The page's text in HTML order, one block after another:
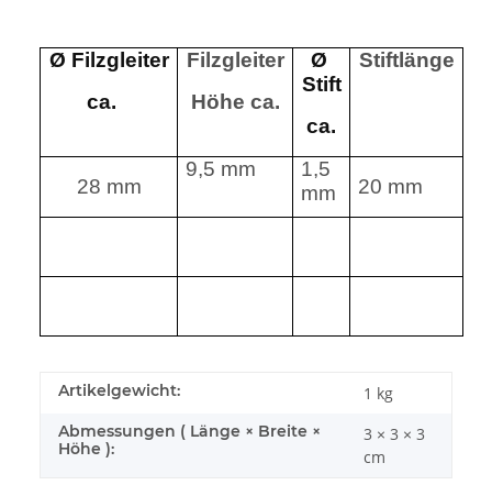
Ø Filzgleiter
ca.
Filzgleiter
Höhe ca.
Ø
Stift
ca.
Stiftlänge
28 mm
9,5 mm
1,5
mm
20 mm
Artikelgewicht: 1 kg
Abmessungen ( Länge × Breite ×
Höhe ):
3 × 3 × 3
cm